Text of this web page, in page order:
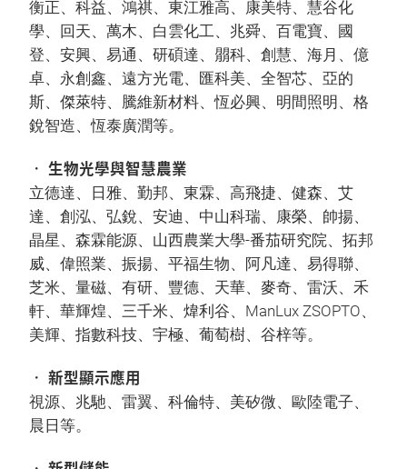
衡正、科益、鴻祺、東江雅高、康美特、慧谷化
學、回天、萬木、白雲化工、兆舜、百電寶、國
登、安興、易通、研碩達、朤科、創慧、海月、億
卓、永創鑫、遠方光電、匯科美、全智芯、亞的
斯、傑萊特、騰維新材料、恆必興、明間照明、格
銳智造、恆泰廣潤等。
• 生物光學與智慧農業
立德達、日雅、勤邦、東霖、高飛捷、健森、艾
達、創泓、弘銳、安迪、中山科瑞、康榮、帥揚、
晶星、森霖能源、山西農業大學-番茄研究院、拓邦
威、偉照業、振揚、平福生物、阿凡達、易得聯、
芝米、量磁、有研、豐德、天華、麥奇、雷沃、禾
軒、華輝煌、三千米、煒利谷、ManLux ZSOPTO、
美輝、指數科技、宇極、葡萄樹、谷梓等。
• 新型顯示應用
視源、兆馳、雷翼、科倫特、美矽微、歐陸電子、
晨日等。